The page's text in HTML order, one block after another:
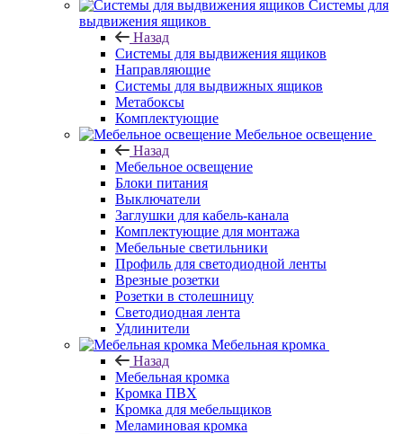
Системы для
выдвижения ящиков
Назад
Системы для выдвижения ящиков
Направляющие
Системы для выдвижных ящиков
Метабоксы
Комплектующие
Мебельное освещение
Назад
Мебельное освещение
Блоки питания
Выключатели
Заглушки для кабель-канала
Комплектующие для монтажа
Мебельные светильники
Профиль для светодиодной ленты
Врезные розетки
Розетки в столешницу
Светодиодная лента
Удлинители
Мебельная кромка
Назад
Мебельная кромка
Кромка ПВХ
Кромка для мебельщиков
Меламиновая кромка